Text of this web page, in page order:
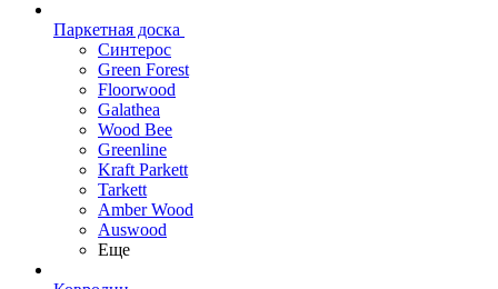
Паркетная доска
Синтерос
Green Forest
Floorwood
Galathea
Wood Bee
Greenline
Kraft Parkett
Tarkett
Amber Wood
Auswood
Еще